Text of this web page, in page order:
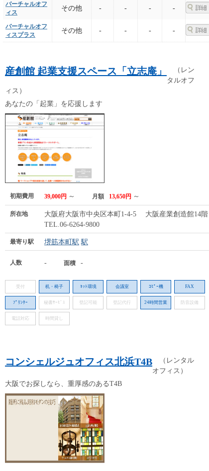
バーチャルオフ
ィス
その他 - - - -
バーチャルオフ
ィスプラス
その他 - - - -
産創館 起業支援スペース「立志庵」
（レン
タルオフ
ィス）
あなたの「起業」を応援します
初期費用 39,000円 ～ 月額 13,650円 ～
所在地
大阪府大阪市中央区本町1-4-5 大阪産業創造館14階
TEL.06-6264-9800
最寄り駅 堺筋本町駅 駅
人数 - 面積 -
受付 机・椅子 ﾈｯﾄ環境 会議室 ｺﾋﾟｰ機 FAX
ﾌﾟﾘﾝﾀｰ 秘書ｻｰﾋﾞｽ 登記可能 登記代行 24時間営業 防音設備
電話対応 時間貸し
コンシェルジュオフィス北浜T4B （レンタル
オフィス）
大阪でお探しなら、重厚感のあるT4B